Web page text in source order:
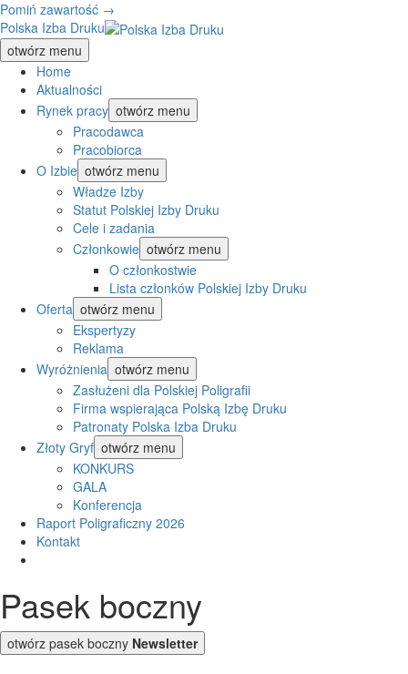
Pomiń zawartość →
Polska Izba Druku
otwórz menu
Home
Aktualności
Rynek pracy otwórz menu
Pracodawca
Pracobiorca
O Izbie otwórz menu
Władze Izby
Statut Polskiej Izby Druku
Cele i zadania
Członkowie otwórz menu
O członkostwie
Lista członków Polskiej Izby Druku
Oferta otwórz menu
Ekspertyzy
Reklama
Wyróżnienia otwórz menu
Zasłużeni dla Polskiej Poligrafii
Firma wspierająca Polską Izbę Druku
Patronaty Polska Izba Druku
Złoty Gryf otwórz menu
KONKURS
GALA
Konferencja
Raport Poligraficzny 2026
Kontakt
Pasek boczny
otwórz pasek boczny Newsletter